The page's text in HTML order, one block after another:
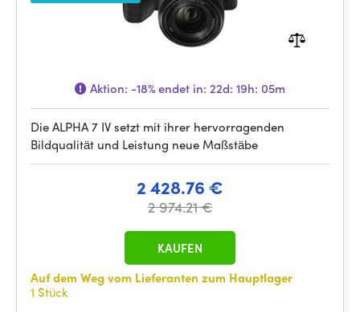
Aktion: -18%endet in: 22d: 19h: 05m
Die ALPHA 7 IV setzt mit ihrer hervorragenden
Bildqualität und Leistung neue Maßstäbe
2 428.76 €
2 974.21 €
Auf dem Weg vom Lieferanten zum Hauptlager
1 Stück
KAUFEN